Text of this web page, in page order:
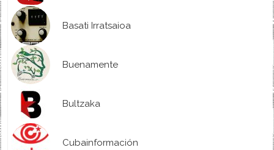
Basati Irratsaioa
Buenamente
Bultzaka
Cubainformación